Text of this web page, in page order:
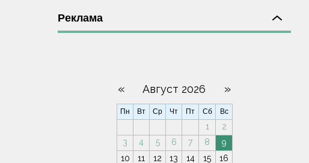
Реклама
« Август 2026 »
Пн Вт Ср Чт Пт Сб Вс
1
2
3
4 5 6 7 8
9
10
11 12 13 14 15
16